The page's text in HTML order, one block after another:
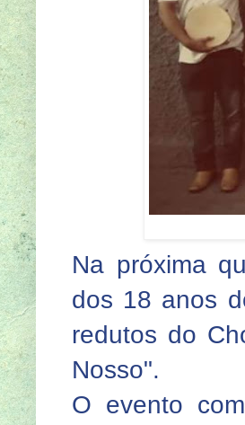
Na próxima
dos 18 anos
redutos do
Nosso".
O evento